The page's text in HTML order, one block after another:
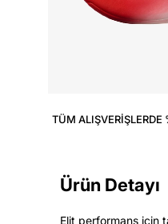
TÜM
Ürün Detayı
Elit performans için